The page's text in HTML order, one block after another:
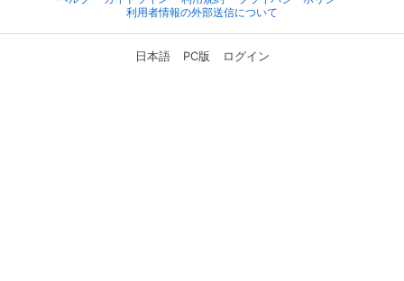
利用者情報の外部送信について
日本語 PC版 ログイン